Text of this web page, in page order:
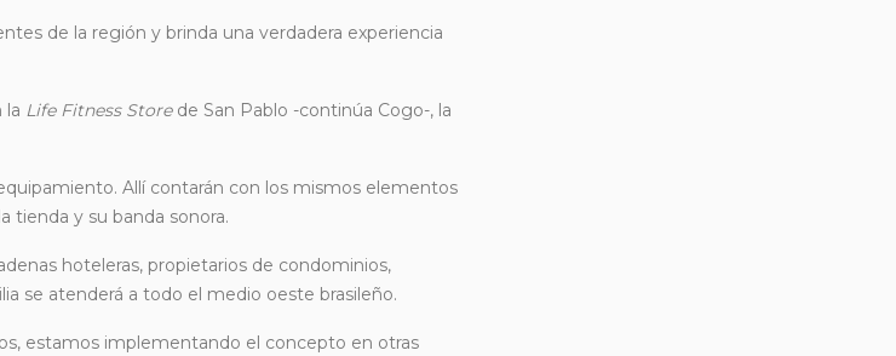
de la región y brinda una verdadera experiencia
la Life Fitness Storede San Pablo -continúa Cogo-, la
Allí contarán con los mismos elementos
tienda y su banda sonora.
hoteleras, propietarios de condominios,
se atenderá a todo el medio oeste brasileño.
estamos implementando el concepto en otras